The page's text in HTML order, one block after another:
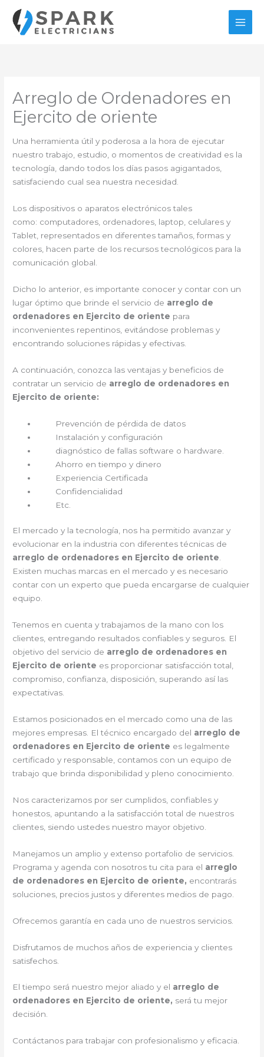
contenido
Arreglo de Ordenadores en
Ejercito de oriente
Una herramienta útil y poderosa a la hora de ejecutar
nuestro trabajo, estudio, o momentos de creatividad es la
tecnología, dando todos los días pasos agigantados,
satisfaciendo cual sea nuestra necesidad.
Los dispositivos o aparatos electrónicos tales
como: computadores, ordenadores, laptop, celulares y
Tablet, representados en diferentes tamaños, formas y
colores, hacen parte de los recursos tecnológicos para la
comunicación global.
Dicho lo anterior, es importante conocer y contar con un
lugar óptimo que brinde el servicio de arreglo de
ordenadores en Ejercito de oriente para
inconvenientes repentinos, evitándose problemas y
encontrando soluciones rápidas y efectivas.
A continuación, conozca las ventajas y beneficios de
contratar un servicio de arreglo de ordenadores en
Ejercito de oriente:
Prevención de pérdida de datos
Instalación y configuración
diagnóstico de fallas software o hardware.
Ahorro en tiempo y dinero
Experiencia Certificada
Confidencialidad
Etc.
El mercado y la tecnología, nos ha permitido avanzar y
evolucionar en la industria con diferentes técnicas de
arreglo de ordenadores en Ejercito de oriente.
Existen muchas marcas en el mercado y es necesario
contar con un experto que pueda encargarse de cualquier
equipo.
Tenemos en cuenta y trabajamos de la mano con los
clientes, entregando resultados confiables y seguros. El
objetivo del servicio de arreglo de ordenadores en
Ejercito de oriente es proporcionar satisfacción total,
compromiso, confianza, disposición, superando así las
expectativas.
Estamos posicionados en el mercado como una de las
mejores empresas. El técnico encargado del arreglo de
ordenadores en Ejercito de oriente es legalmente
certificado y responsable, contamos con un equipo de
trabajo que brinda disponibilidad y pleno conocimiento.
Nos caracterizamos por ser cumplidos, confiables y
honestos, apuntando a la satisfacción total de nuestros
clientes, siendo ustedes nuestro mayor objetivo.
Manejamos un amplio y extenso portafolio de servicios.
Programa y agenda con nosotros tu cita para el arreglo
de ordenadores en Ejercito de oriente, encontrarás
soluciones, precios justos y diferentes medios de pago.
Ofrecemos garantía en cada uno de nuestros servicios.
Disfrutamos de muchos años de experiencia y clientes
satisfechos.
El tiempo será nuestro mejor aliado y el arreglo de
ordenadores en Ejercito de oriente, será tu mejor
decisión.
Contáctanos para trabajar con profesionalismo y eficacia.